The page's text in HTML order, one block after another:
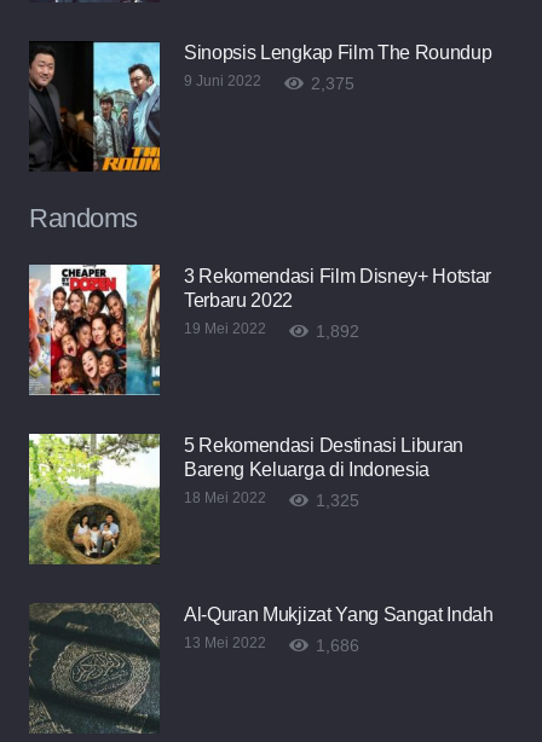
Sinopsis Lengkap Film The Roundup
9 Juni 2022 2,375
Randoms
3 Rekomendasi Film Disney+ Hotstar
Terbaru 2022
19 Mei 2022 1,892
5 Rekomendasi Destinasi Liburan
Bareng Keluarga di Indonesia
18 Mei 2022 1,325
Al-Quran Mukjizat Yang Sangat Indah
13 Mei 2022 1,686